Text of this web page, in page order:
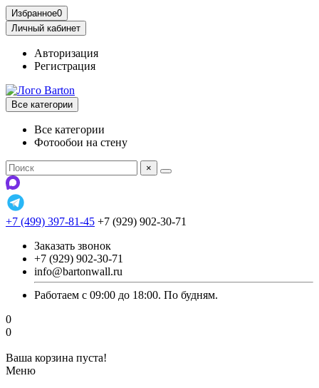
Избранное0
Личный кабинет
Авторизация
Регистрация
Все категории
Все категории
Фотообои на стену
×
+7 (499) 397-81-45 +7 (929) 902-30-71
Заказать звонок
+7 (929) 902-30-71
info@bartonwall.ru
Работаем с 09:00 до 18:00. По будням.
0
0
Ваша корзина пуста!
Меню